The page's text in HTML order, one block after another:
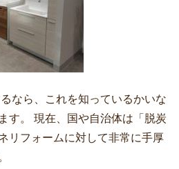
なら、これを知っているかいな
す。 現在、国や自治体は「脱炭
リフォームに対して非常に手厚